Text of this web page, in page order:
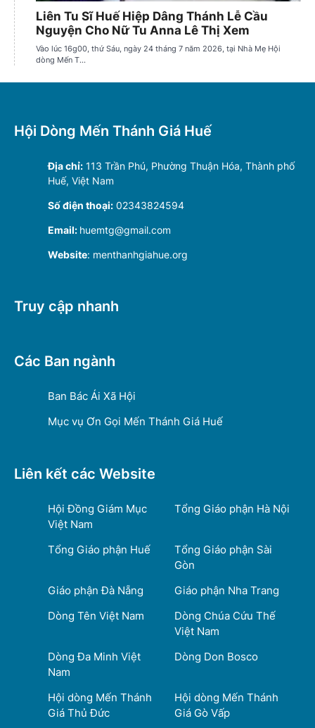
Hội Dòng Mến Thánh Giá Huế
Địa chỉ: 113 Trần Phú, Phường Thuận Hóa, Thành phố
Huế, Việt Nam
Số điện thoại: 02343824594
Email: huemtg@gmail.com
Website: menthanhgiahue.org
Truy cập nhanh
Các Ban ngành
Ban Bác Ái Xã Hội
Mục vụ Ơn Gọi Mến Thánh Giá Huế
Liên kết các Website
Hội Đồng Giám Mục
Việt Nam
Tổng Giáo phận Hà Nội
Tổng Giáo phận Huế
Tổng Giáo phận Sài
Gòn
Giáo phận Đà Nẵng
Giáo phận Nha Trang
Dòng Tên Việt Nam
Dòng Chúa Cứu Thế
Việt Nam
Dòng Đa Minh Việt
Nam
Dòng Don Bosco
Hội dòng Mến Thánh
Giá Thủ Đức
Hội dòng Mến Thánh
Giá Gò Vấp